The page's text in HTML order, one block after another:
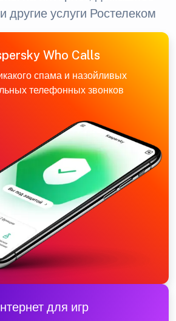
другие услуги Ростелеком
Who Calls
спама и назойливых
телефонных звонков
для игр